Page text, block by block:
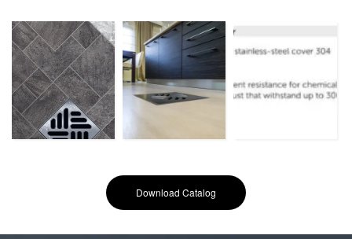
Download Catalog